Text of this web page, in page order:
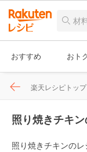
おすすめ おト
楽天レシピトップ
照り焼きチキン
照り焼きチキンの